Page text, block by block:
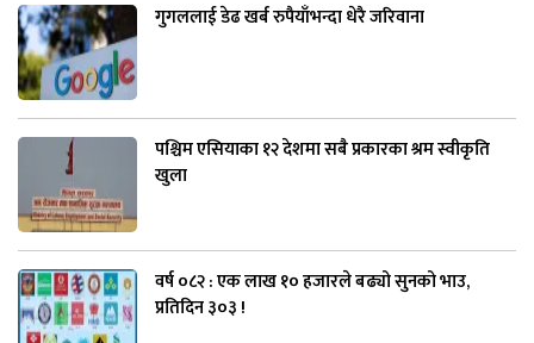
गुगललाई डेढ खर्ब रुपैयाँभन्दा धेरै जरिवाना
पश्चिम एसियाका १२ देशमा सबै प्रकारका श्रम स्वीकृति
खुला
वर्ष ०८२ : एक लाख १० हजारले बढ्यो सुनको भाउ,
प्रतिदिन ३०३ !